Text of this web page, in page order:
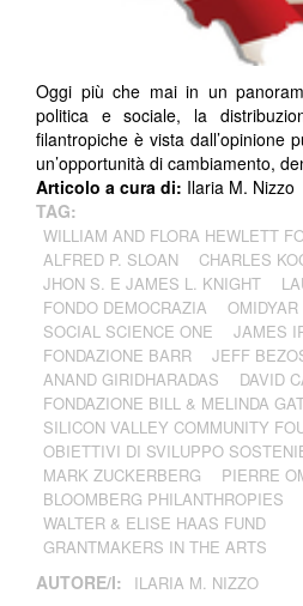
Oggi più che mai in un
politica e sociale, la
filantropiche è vista dall’opinione
un’opportunità di cambiamento,
Articolo a cura di: Ilaria M. Nizzo
TAG:
WILLIAM AND FLORA HEWLETT
ALFRED P. SLOAN
CHARLES
JHON S. E JAMES L. KNIGHT
FONDO DEMOCRAZIA
SOCIAL SCIENCE ONE
JAMES
FONDAZIONE BARR
JEFF
ANAND GIRIDHARADAS
DAVID
FONDAZIONE BILL & MELINDA
SILICON VALLEY COMMUNITY
OBIETTIVI DI SVILUPPO
MARK ZUCKERBERG
PIERRE
BLOOMBERG PHILANTHROPIES
WALTER & ELISE HAAS FUND
GRANTMAKERS IN THE ARTS
AUTORE/I: ILARIA M. NIZZO